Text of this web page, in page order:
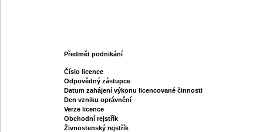
Předmět podnikání
Číslo licence
Odpovědný zástupce
Datum zahájení výkonu licencované činnosti
Den vzniku oprávnění
Verze licence
Obchodní rejstřík
Živnostenský rejstřík